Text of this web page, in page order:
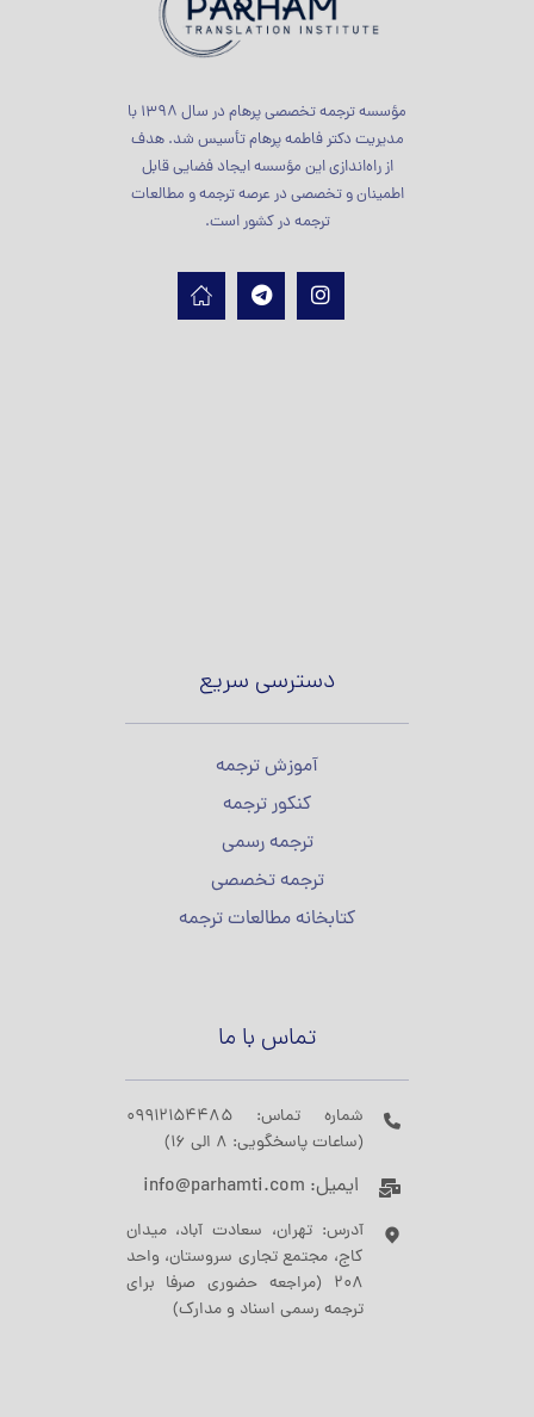
مؤسسه ترجمه تخصصی پرهام در سال 1398 با
مدیریت دکتر فاطمه پرهام تأسیس شد. هدف
از راه‌اندازی این مؤسسه ایجاد فضایی قابل
اطمینان و تخصصی در عرصه ترجمه و مطالعات
ترجمه در کشور است.
دسترسی سریع
آموزش ترجمه
کنکور ترجمه
ترجمه رسمی
ترجمه تخصصی
کتابخانه مطالعات ترجمه
تماس با ما
شماره تماس: 09912154485
(ساعات پاسخگویی: 8 الی 16)
ایمیل: info@parhamti.com
آدرس: تهران، سعادت آباد، میدان
کاج، مجتمع تجاری سروستان، واحد
208 (مراجعه حضوری صرفا برای
ترجمه رسمی اسناد و مدارک)